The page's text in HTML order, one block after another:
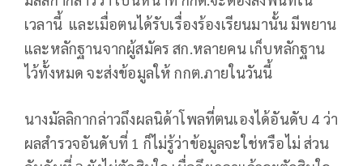
เวลานี้ และเมื่อตนได้รับเรื่องร้องเรียนมานั้น มีพยาน
และหลักฐานจากผู้สมัคร สก.หลายคน เก็บหลักฐาน
ไว้ทั้งหมด จะส่งข้อมูลให้ กกต.ภายในวันนี้
นางมัลลิกากล่าวถึงผลนิด้าโพลที่ตนเองได้อันดับ 4 ว่า
ผลสำรวจอันดับที่ 1 ก็ไม่รู้ว่าข้อมูลจะใช่หรือไม่ ส่วน